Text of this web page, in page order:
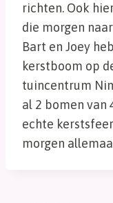
richten. Ook
die morgen
Bart en Joey
kerstboom op
tuincentrum
al 2 bomen van
echte
morgen